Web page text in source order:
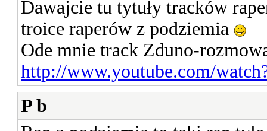
Dawajcie tu tytuły tracków
troice raperów z podziemia
Ode mnie track Zduno-
http://www.youtube.com/
P b